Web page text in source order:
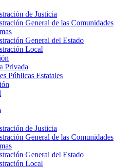
de Justicia
General de las Comunidades
General del Estado
Local
Privada
Públicas Estatales
de Justicia
General de las Comunidades
General del Estado
Local